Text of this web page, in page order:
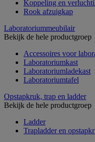
Koppeling en
Rook afzuigkap
Laboratoriummeubilair
Bekijk de hele productgroep
Accessoires voor
Laboratoriumkast
Laboratoriumladekast
Laboratoriumtafel
Opstapkruk, trap en ladder
Bekijk de hele productgroep
Ladder
Trapladder en